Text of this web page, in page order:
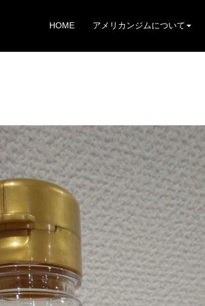
HOME アメリカンジムについて